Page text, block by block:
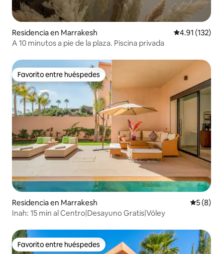
Residencia en Marrakesh Calificación
4.91 (132)
A 10 minutos a pie de la plaza. Piscina privada
Favorito entre huéspedes
Favorito entre huéspedes
Residencia en Marrakesh
5 (8)
Inah: 15 min al Centro|Desayuno Gratis|Vóley
Favorito entre huéspedes
Favorito entre huéspedes